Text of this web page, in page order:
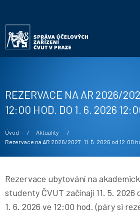
účelových
zařízení
ČVUT
Správa
účelových
zařízení
REZERVACE NA AR 2026/
12:00 HOD. DO 1. 6. 2026
Drobečková navigace
Úvod
Aktuality
Current:
Rezervace na AR 2026/2027: 11. 5. 2026 od 12:00
Rezervace ubytování na
studenty ČVUT začínají 11. 5. 2026
1. 6. 2026 ve 12:00 hod. (páry si